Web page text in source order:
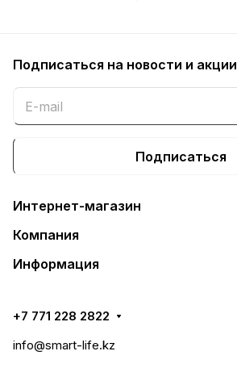
Подписаться на новости и акции
Подписаться
Интернет-магазин
Компания
Информация
+7 771 228 2822
info@smart-life.kz